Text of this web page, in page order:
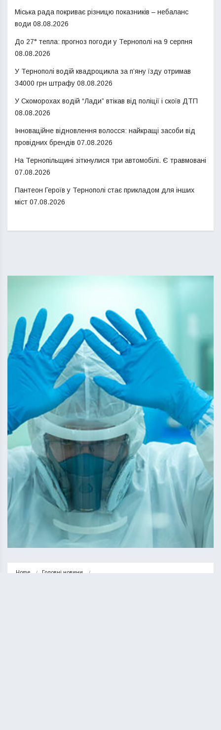
Міська рада покриває різницю показників – небаланс
води 08.08.2026
До 27° тепла: прогноз погоди у Тернополі на 9 серпня
08.08.2026
У Тернополі водій квадроцикла за п’яну їзду отримав
34000 грн штрафу 08.08.2026
У Скоморохах водій “Лади” втікав від поліції і скоїв ДТП
08.08.2026
Інноваційне відновлення волосся: найкращі засоби від
провідних брендів 07.08.2026
На Тернопільщині зіткнулися три автомобілі. Є травмовані
07.08.2026
Пантеон Героїв у Тернополі стає прикладом для інших
міст 07.08.2026
Home Головні новини